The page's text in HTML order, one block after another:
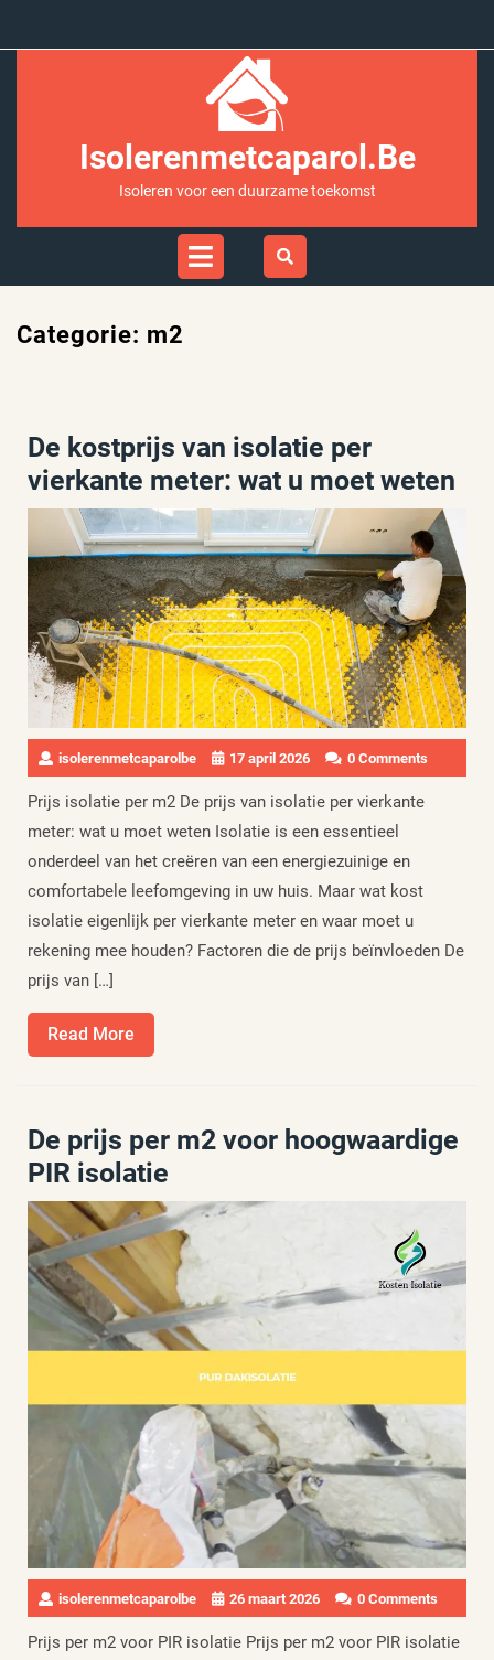
Isolerenmetcaparol.be
Isoleren voor een duurzame toekomst
Open
Categorie: m2
De kostprijs van isolatie per
vierkante meter: wat u moet weten
isolerenmetcaparolbe 17 april 2026 0 Comments
Prijs isolatie per m2 De prijs van isolatie per vierkante
meter: wat u moet weten Isolatie is een essentieel
onderdeel van het creëren van een energiezuinige en
comfortabele leefomgeving in uw huis. Maar wat kost
isolatie eigenlijk per vierkante meter en waar moet u
rekening mee houden? Factoren die de prijs beïnvloeden De
prijs van […]
Read More
More
De prijs per m2 voor hoogwaardige
PIR isolatie
isolerenmetcaparolbe 26 maart 2026 0 Comments
Prijs per m2 voor PIR isolatie Prijs per m2 voor PIR isolatie